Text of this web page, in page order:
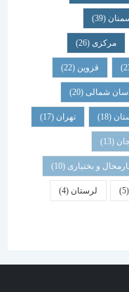
(26)
قزوین
(20)
تهران
بختیاری (10)
لرستان (4)